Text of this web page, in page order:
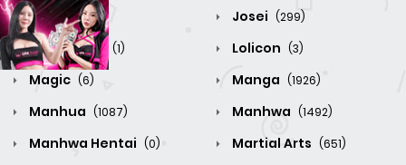
Isekai (184) Josei (299)
Ligth Novel (1) Lolicon (3)
Magic (6) Manga (1926)
Manhua (1087) Manhwa (1492)
Manhwa Hentai (0) Martial Arts (651)